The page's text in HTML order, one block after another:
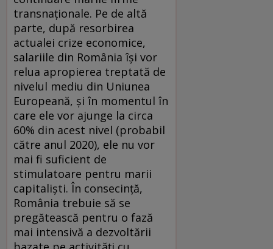
transnaţionale. Pe de altă
parte, după resorbirea
actualei crize economice,
salariile din România îşi vor
relua apropierea treptată de
nivelul mediu din Uniunea
Europeană, şi în momentul în
care ele vor ajunge la circa
60% din acest nivel (probabil
către anul 2020), ele nu vor
mai fi suficient de
stimulatoare pentru marii
capitalişti. În consecinţă,
România trebuie să se
pregătească pentru o fază
mai intensivă a dezvoltării